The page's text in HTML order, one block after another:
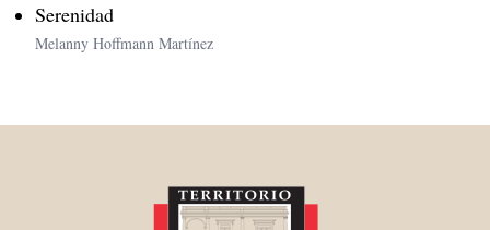
Serenidad
Melanny Hoffmann Martínez